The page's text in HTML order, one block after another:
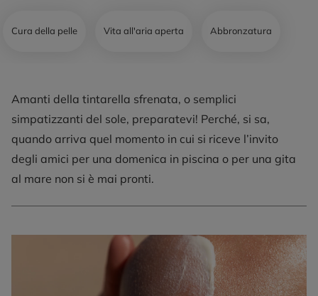
Cura della pelle Vita all'aria aperta Abbronzatura
Amanti della tintarella sfrenata, o semplici
simpatizzanti del sole, preparatevi! Perché, si sa,
quando arriva quel momento in cui si riceve l’invito
degli amici per una domenica in piscina o per una gita
al mare non si è mai pronti.